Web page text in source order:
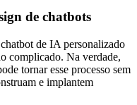
de chatbots
de IA personalizado
complicado. Na verdade,
tornar esse processo sem
e implantem